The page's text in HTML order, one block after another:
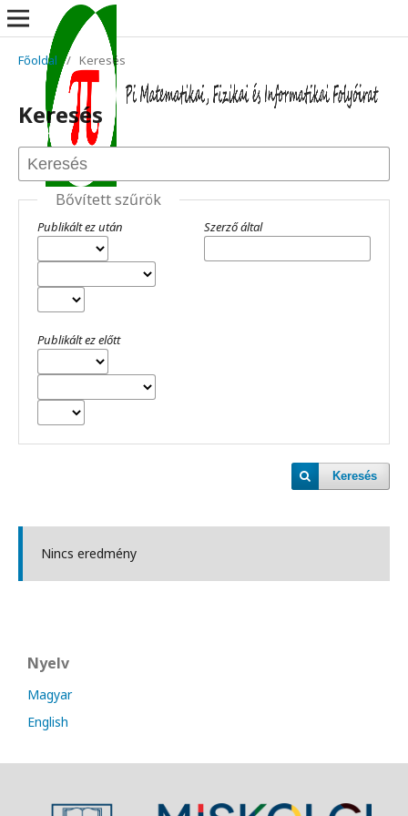
Főoldal / Keresés
Keresés
Bővített szűrök
Publikált ez után
Publikált ez előtt
Szerző által
Keresés
Nincs eredmény
Nyelv
Magyar
English